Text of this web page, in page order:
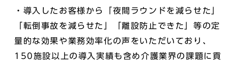
・導入したお客様から「夜間ラウンドを減らせた」
「転倒事故を減らせた」「離設防止できた」等の定
量的な効果や業務効率化の声をいただいており、
150施設以上の導入実績も含め介護業界の課題に貢